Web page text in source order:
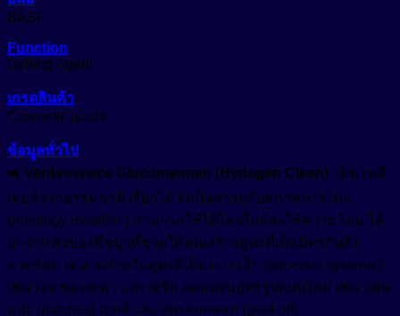
Oil Control
Pigment
แว๊กซ์ (Waxes)
BASF
Function
Gelling Agent
เกรดสินค้า
Cosmetic grade
ข้อมูลทั่วไป
➡️ Verdessence Glucomannan (Hydagen Clean) เป็นโพลี
เมอร์จากธรรมชาติ เรียกได้ว่าเป็นสารปรับสภาพการไหล
(rheology modifier ) สามารถใช้ได้โดยไม่ต้องใช้ความร้อน ได้
มาจากหัวของพืชบุกที่ช่วยให้คุณสร้างสูตรที่เป็นมิตรกับสิ่ง
แวดล้อม เหมาะสำหรับสูตรที่เป็นระบบน้ำ (aqueous systems)
เช่น เจล ของเหลว และเซรั่ม ตลอดจนสูตรรูปแบบใหม่ เช่น แผ่น
แปะ (patches) เยลลี่ และสูตรลอกออก (peel-off)